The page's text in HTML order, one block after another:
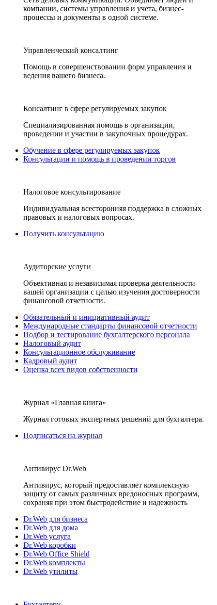
компании, системы управления и учета, бизнес-
процессы и документы в одной системе.
Управленческий консалтинг
Помощь в совершенствовании форм управления и
ведения вашего бизнеса.
Консалтинг в сфере регулируемых закупок
Специализированная помощь в организации,
проведении и участии в закупочных процедурах.
Обучение в сфере регулируемых закупок
Консультации и помощь в проведении торгов
Налоговое консультирование
Индивидуальная всесторонняя поддержка в сложных
правовых и налоговых вопросах.
Получить консультацию
Аудиторские услуги
Объективная и независимая проверка деятельности
вашей организации с целью изучения достоверности
финансовой отчетности.
Обязательный и инициативный аудит
Международные стандарты финансовой отчетности
Подбор и тестирование бухгалтерского персонала
Налоговый аудит
Консультационное обслуживание
Кадровый аудит
Оценка всех видов собственности
Журнал «Главная книга»
Журнал готовых экспертных решений для бухгалтера.
Подписаться на журнал
Антивирус Dr.Web
Антивирус, который предоставляет комплексную
защиту от самых различных вредоносных программ,
сохраняя при этом быстродействие и надежность
Dr.Web для бизнеса
Dr.Web для дома
Dr.Web услуга
Dr.Web коробки
Dr.Web Office Shield
Dr.Web комплекты
Dr.Web утилиты